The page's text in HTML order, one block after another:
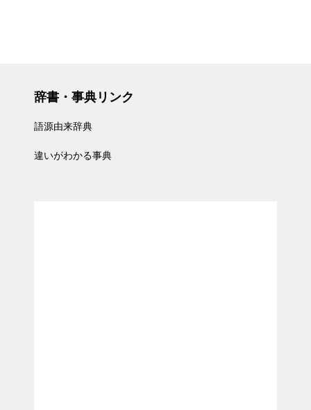
辞書・事典リンク
語源由来辞典
違いがわかる事典